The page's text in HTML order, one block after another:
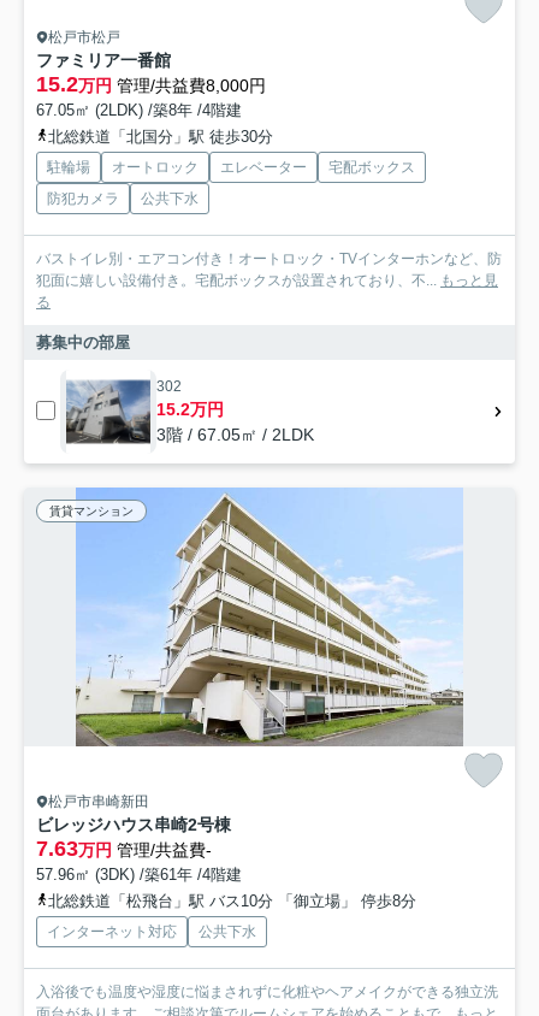
松戸市松戸
ファミリア一番館
15.2万円 管理/共益費8,000円
67.05㎡ (2LDK) /築8年 /4階建
北総鉄道「北国分」駅 徒歩30分
駐輪場 オートロック エレベーター
宅配ボックス
防犯カメラ
公共下水
バストイレ別・エアコン付き！オートロック・TVインターホンなど、防
犯面に嬉しい設備付き。宅配ボックスが設置されており、不...
もっと見
る
募集中の部屋
302
15.2万円
3階 / 67.05㎡ / 2LDK
賃貸マンション
松戸市串崎新田
ビレッジハウス串崎2号棟
7.63万円 管理/共益費-
57.96㎡ (3DK) /築61年 /4階建
北総鉄道「松飛台」駅 バス10分 「御立場」 停歩8分
インターネット対応 公共下水
入浴後でも温度や湿度に悩まされずに化粧やヘアメイクができる独立洗